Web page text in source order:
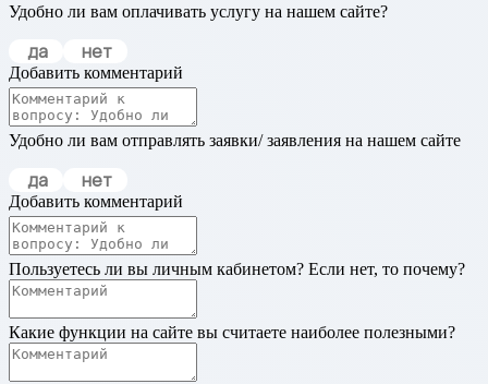
Удобно ли вам оплачивать услугу на нашем сайте?
да нет
Добавить комментарий
Удобно ли вам отправлять заявки/ заявления на нашем сайте
да нет
Добавить комментарий
Пользуетесь ли вы личным кабинетом? Если нет, то почему?
Какие функции на сайте вы считаете наиболее полезными?